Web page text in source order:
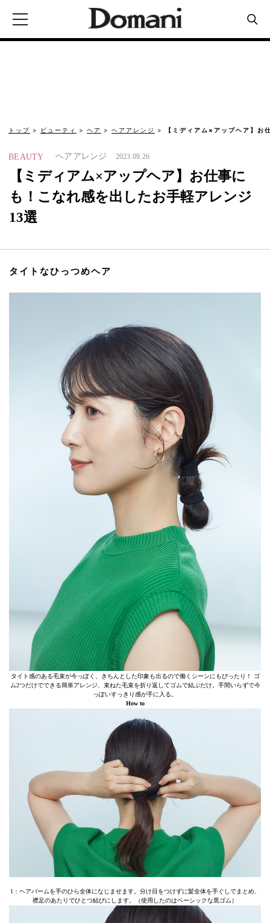
トップ ビューティ ヘア ヘアアレンジ 【ミディアム×アップヘア】お
BEAUTY ヘアアレンジ 2023.09.26
【ミディアム×アップヘア】お仕事に
も！こなれ感を出したお手軽アレンジ
13選
タイトなひっつめヘア
タイト感のある毛束が今っぽく、きちんとした印象も出るので働くシーンにもぴったり！ ゴ
ム2つだけでできる簡単アレンジ、束ねた毛束を折り返してゴムで結ぶだけ。手間いらずで今
っぽいすっきり感が手に入る。
How to
1：ヘアバームを手のひら全体になじませます。分け目をつけずに髪全体を手ぐしでまとめ、
襟足のあたりでひとつ結びにします。（使用したのはベーシックな黒ゴム）